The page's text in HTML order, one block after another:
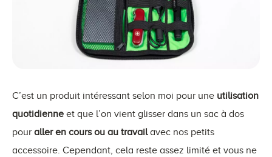
C’est un produit intéressant selon moi pour une utilisation
quotidienne et que l’on vient glisser dans un sac à dos
pour aller en cours ou au travailavec nos petits
accessoire. Cependant, cela reste assez limité et vous ne